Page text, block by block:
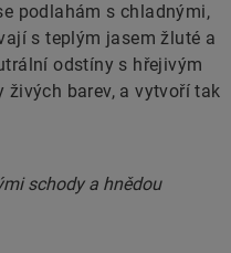
podlahám s chladnými,
s teplým jasem žluté a
odstíny s hřejivým
živých barev, a vytvoří tak